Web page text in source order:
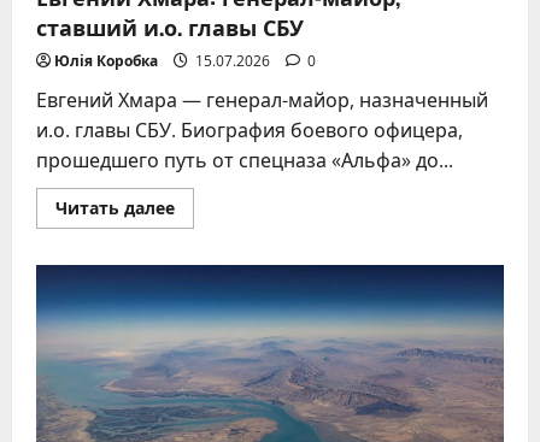
ставший и.о. главы СБУ
Юлія Коробка 15.07.2026 0
Евгений Хмара — генерал-майор, назначенный
и.о. главы СБУ. Биография боевого офицера,
прошедшего путь от спецназа «Альфа» до...
Читать далееПрочитать
больше
генерал-
майор,
ставший
и.о.
главы
СБУ